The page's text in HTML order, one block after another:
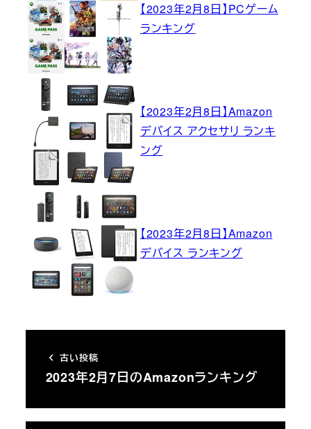
【2023年2月8日】PCゲーム
ランキング
【2023年2月8日】Amazon
デバイス アクセサリ ランキ
ング
【2023年2月8日】Amazon
デバイス ランキング
古い投稿
2023年2月7日のAmazonランキング